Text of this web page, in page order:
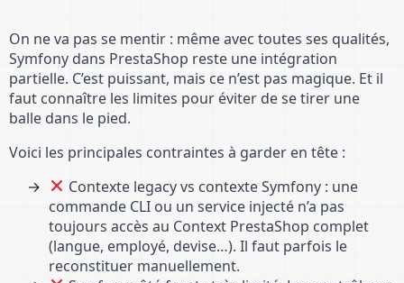
On ne va pas se mentir : même avec toutes ses qualités,
Symfony dans PrestaShop reste une intégration
partielle. C’est puissant, mais ce n’est pas magique. Et il
faut connaître les limites pour éviter de se tirer une
balle dans le pied.
Voici les principales contraintes à garder en tête :
Contexte legacy vs contexte Symfony : une
commande CLI ou un service injecté n’a pas
toujours accès au Context PrestaShop complet
(langue, employé, devise…). Il faut parfois le
reconstituer manuellement.